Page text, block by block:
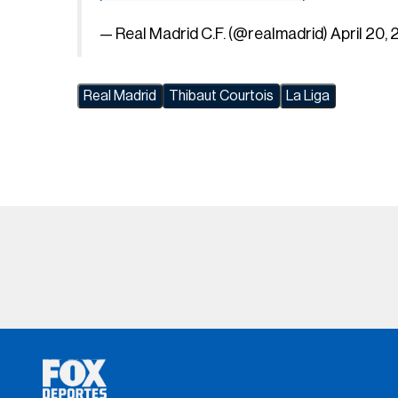
— Real Madrid C.F. (@realmadrid) April 20,
Real Madrid Thibaut Courtois La Liga